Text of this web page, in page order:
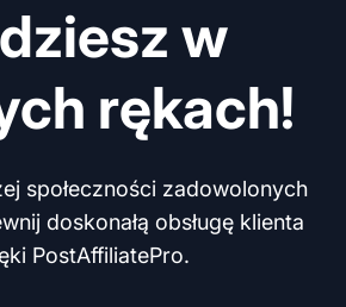
w
rękach!
społeczności zadowolonych
doskonałą obsługę klienta
PostAffiliatePro.